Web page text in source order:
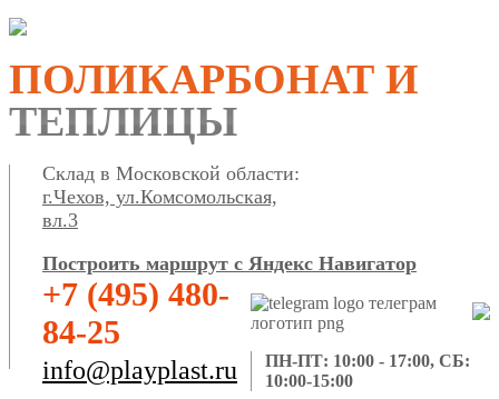
ПОЛИКАРБОНАТ И
ТЕПЛИЦЫ
Склад в Московской области:
г.Чехов, ул.Комсомольская,
вл.3
Построить маршрут с Яндекс Навигатор
+7 (495) 480-
84-25
info@playplast.ru
ПН-ПТ: 10:00 - 17:00, СБ:
10:00-15:00